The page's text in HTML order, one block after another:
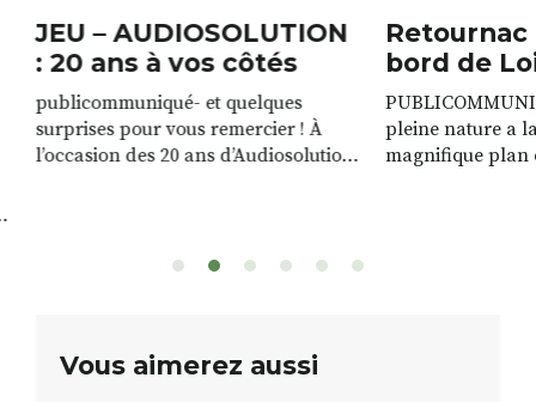
JEU – AUDIOSOLUTION
: 20 ans à vos côtés
publicommuniqué- et quelques
surprises pour vous remercier ! À
l’occasion des 20 ans d’Audiosolution,
sont à gagner, sélectionnés auprès
12h à […]
Retournac
bord de
pleine nature a
magnifique plan
Vous aimerez aussi